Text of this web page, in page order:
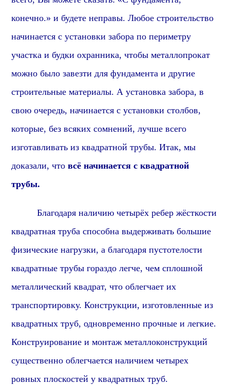
конечно.» и будете неправы. Любое строительство
начинается с установки забора по периметру
участка и будки охранника, чтобы металлопрокат
можно было завезти для фундамента и другие
строительные материалы. А установка забора, в
свою очередь, начинается с установки столбов,
которые,без всяких сомнений, лучше всего
изготавливать из квадратной трубы. Итак, мы
доказали, чтовсё начинается с квадратной
трубы.
Благодаря наличию четырёх ребер жёсткости
квадратная труба способна выдерживать большие
физические нагрузки, а благодаря пустотелости
квадратные трубы гораздо легче, чем сплошной
металлический квадрат, что облегчает их
транспортировку. Конструкции, изготовленные из
квадратных труб, одновременно прочные и легкие.
Конструирование и монтаж металлоконструкций
существенно облегчается наличием четырех
ровных плоскостей у квадратных труб.